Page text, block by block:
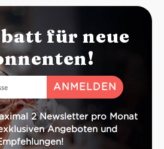
für neue
2 Newsletter pro Monat
Angeboten und